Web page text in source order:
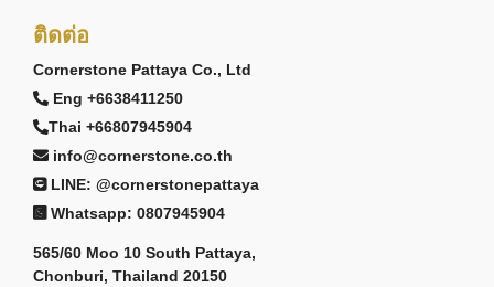
ติดต่อ
Cornerstone Pattaya Co., Ltd
Eng +6638411250
Thai +66807945904
info@cornerstone.co.th
LINE: @cornerstonepattaya
Whatsapp: 0807945904
565/60 Moo 10 South Pattaya,
Chonburi, Thailand 20150